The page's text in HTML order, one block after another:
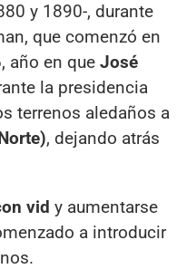
y 1890-, durante
que comenzó en
año en que José
la presidencia
terrenos aledaños a
, dejando atrás
vid y aumentarse
a introducir